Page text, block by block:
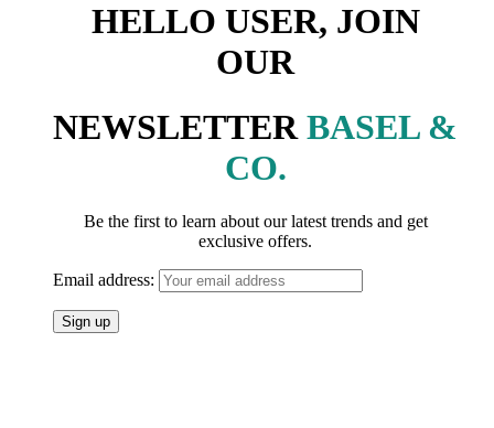
HELLO USER, JOIN
OUR
NEWSLETTER BASEL &
CO.
Be the first to learn about our latest trends and get
exclusive offers.
Email address: